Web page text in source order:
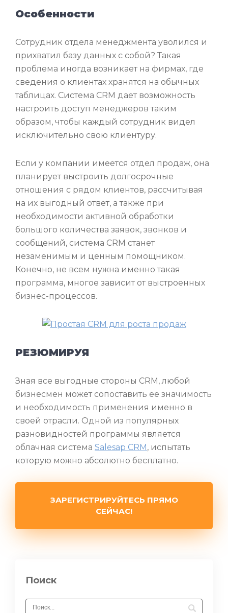
Особенности
Сотрудник отдела менеджмента уволился и
прихватил базу данных с собой? Такая
проблема иногда возникает на фирмах, где
сведения о клиентах хранятся на обычных
таблицах. Система CRM дает возможность
настроить доступ менеджеров таким
образом, чтобы каждый сотрудник видел
исключительно свою клиентуру.
Если у компании имеется отдел продаж, она
планирует выстроить долгосрочные
отношения с рядом клиентов, рассчитывая
на их выгодный ответ, а также при
необходимости активной обработки
большого количества заявок, звонков и
сообщений, система CRM станет
незаменимым и ценным помощником.
Конечно, не всем нужна именно такая
программа, многое зависит от выстроенных
бизнес-процессов.
РЕЗЮМИРУЯ
Зная все выгодные стороны CRM, любой
бизнесмен может сопоставить ее значимость
и необходимость применения именно в
своей отрасли. Одной из популярных
разновидностей программы является
облачная система Salesap CRM , испытать
которую можно абсолютно бесплатно.
ЗАРЕГИСТРИРУЙТЕСЬ ПРЯМО
СЕЙЧАС!
Поиск